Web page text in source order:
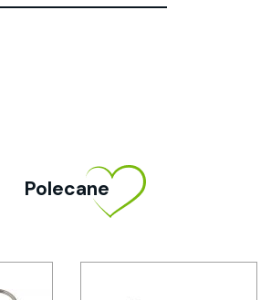
Polecane